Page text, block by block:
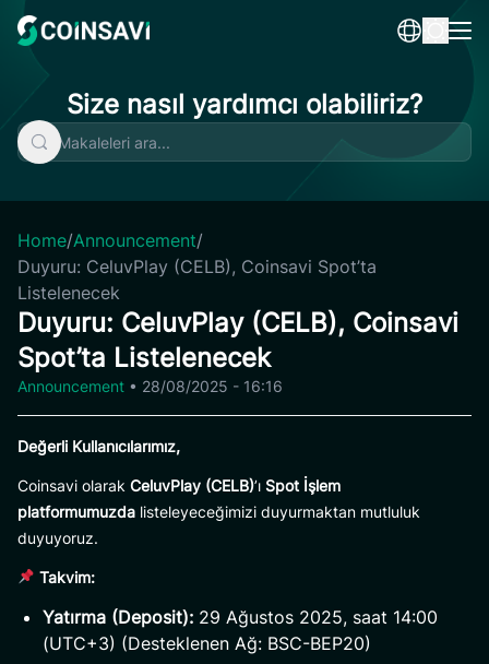
content
Size nasıl yardımcı olabiliriz?
Home/Announcement/
Duyuru: CeluvPlay (CELB), Coinsavi Spot’ta
Listelenecek
Duyuru: CeluvPlay (CELB), Coinsavi
Spot’ta Listelenecek
Announcement • 28/08/2025 - 16:16
Değerli Kullanıcılarımız,
Coinsavi olarak CeluvPlay (CELB)’ı Spot İşlem
platformumuzda listeleyeceğimizi duyurmaktan mutluluk
duyuyoruz.
Takvim:
Yatırma (Deposit): 29 Ağustos 2025, saat 14:00
(UTC+3) (Desteklenen Ağ: BSC-BEP20)